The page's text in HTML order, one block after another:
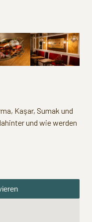
Kaşar, Sumak und
und wie werden